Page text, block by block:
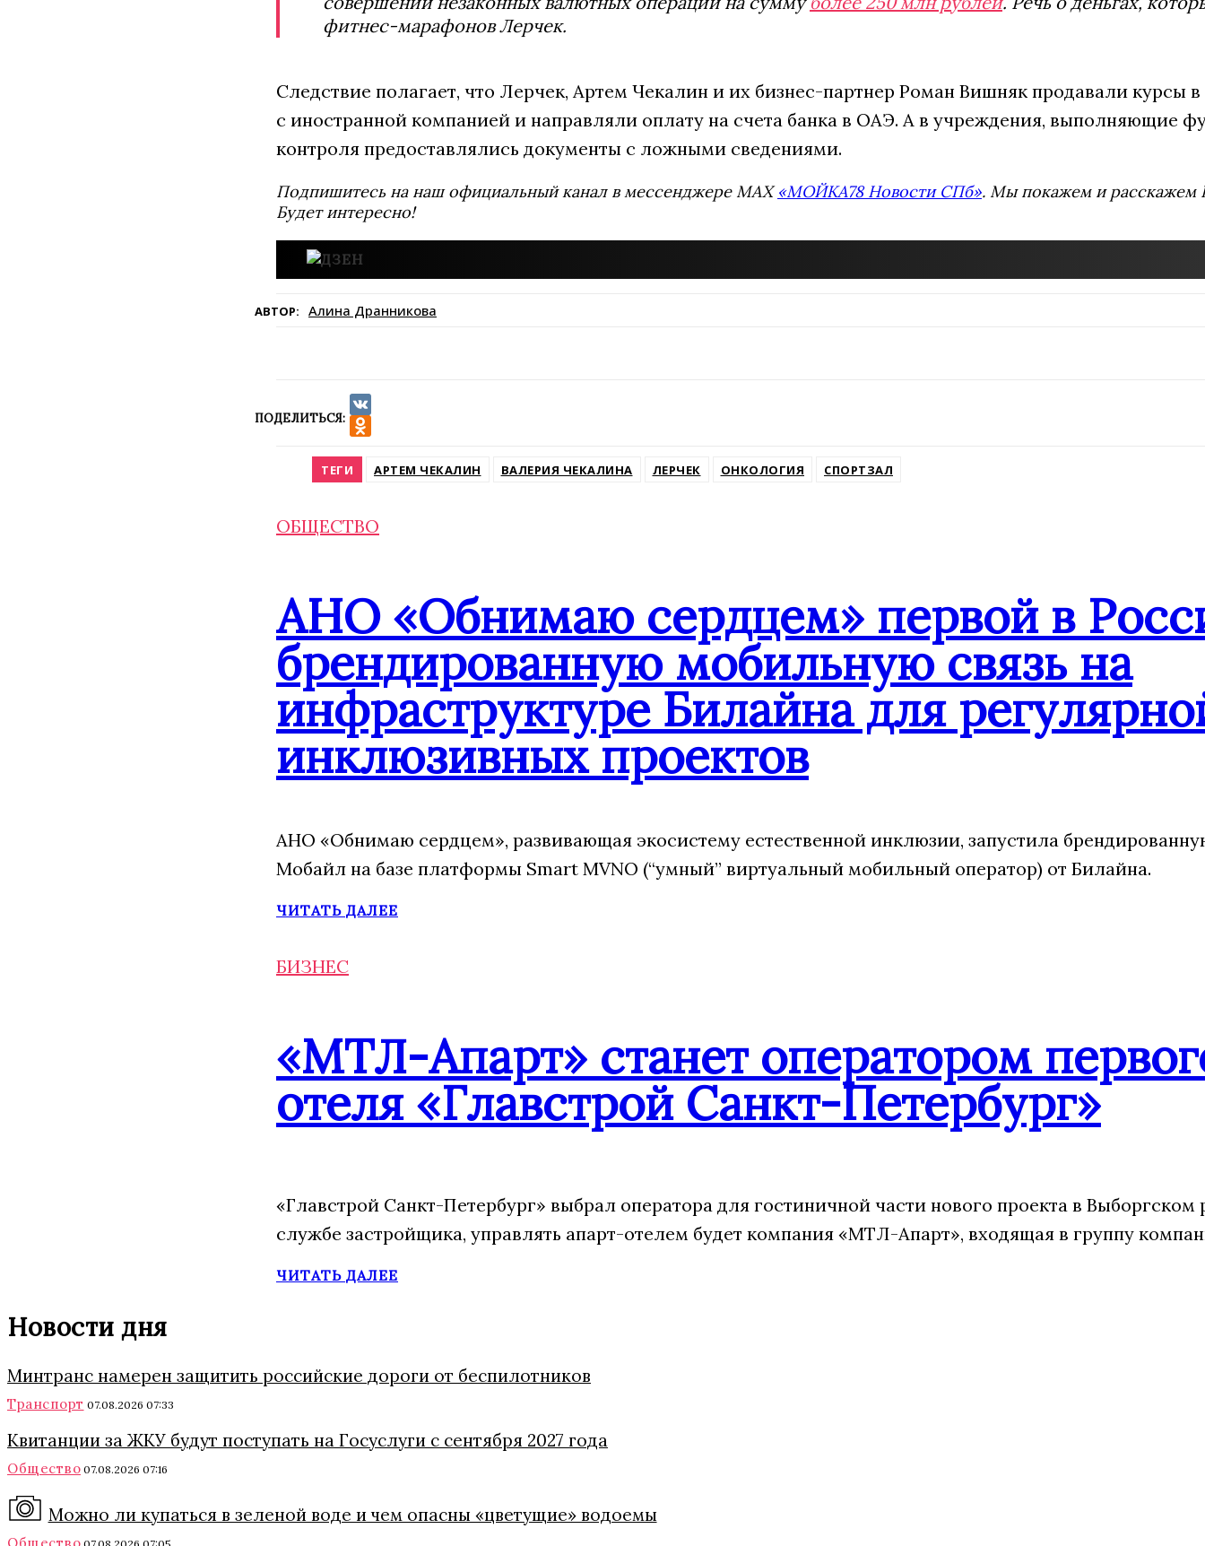
фитнес-марафонов Лерчек.
Следствие полагает, что Лерчек, Артем Чекалин и их бизнес-партнер Роман Вишняк продавали курсы
с иностранной компанией и направляли оплату на счета банка в ОАЭ. А в учреждения, выполняющие
контроля предоставлялись документы с ложными сведениями.
Подпишитесь на наш официальный канал в мессенджере MAX«МОЙКА78 Новости СПб». Мы покажем и расскажем
Будет интересно!
АВТОР: Алина Дранникова
ПОДЕЛИТЬСЯ:
VK
ТЕГИ АРТЕМ ЧЕКАЛИН ВАЛЕРИЯ ЧЕКАЛИНА ЛЕРЧЕК ОНКОЛОГИЯ СПОРТЗАЛ
ОБЩЕСТВО
АНО «Обнимаю сердцем» первой в
брендированную мобильную связь на
инфраструктуре Билайна для
инклюзивных проектов
АНО «Обнимаю сердцем», развивающая экосистему естественной инклюзии, запустила
Мобайл на базе платформы Smart MVNO (“умный” виртуальный мобильный оператор) от Билайна.
ЧИТАТЬ ДАЛЕЕ
БИЗНЕС
«МТЛ-Апарт» станет оператором
отеля «Главстрой Санкт-Петербург»
«Главстрой Санкт-Петербург» выбрал оператора для гостиничной части нового проекта в
службе застройщика, управлять апарт-отелем будет компания «МТЛ-Апарт», входящая в группу
ЧИТАТЬ ДАЛЕЕ
Новости дня
Минтранс намерен защитить российские дороги от беспилотников
Транспорт 07.08.2026 07:33
Квитанции за ЖКУ будут поступать на Госуслуги с сентября 2027 года
Общество 07.08.2026 07:16
Можно ли купаться в зеленой воде и чем опасны «цветущие» водоемы
Общество